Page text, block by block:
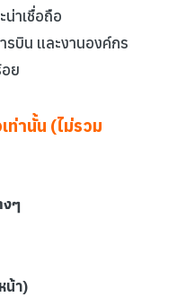
าเชื่อถือ
รบิน และงานองค์กร
ย
ท่านั้น (ไม่รวม
ๆ
น้า)